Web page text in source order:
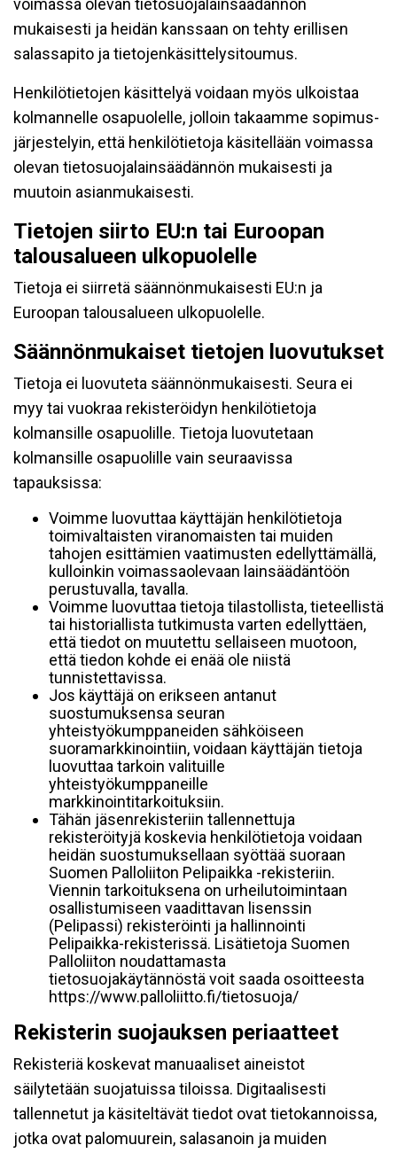
voimassa olevan tietosuojalainsäädännön
mukaisesti ja heidän kanssaan on tehty erillisen
salassapito ja tietojenkäsittelysitoumus.
Henkilötietojen käsittelyä voidaan myös ulkoistaa
kolmannelle osapuolelle, jolloin takaamme sopimus-
järjestelyin, että henkilötietoja käsitellään voimassa
olevan tietosuojalainsäädännön mukaisesti ja
muutoin asianmukaisesti.
Tietojen siirto EU:n tai Euroopan
talousalueen ulkopuolelle
Tietoja ei siirretä säännönmukaisesti EU:n ja
Euroopan talousalueen ulkopuolelle.
Säännönmukaiset tietojen luovutukset
Tietoja ei luovuteta säännönmukaisesti. Seura ei
myy tai vuokraa rekisteröidyn henkilötietoja
kolmansille osapuolille. Tietoja luovutetaan
kolmansille osapuolille vain seuraavissa
tapauksissa:
Voimme luovuttaa käyttäjän henkilötietoja
toimivaltaisten viranomaisten tai muiden
tahojen esittämien vaatimusten edellyttämällä,
kulloinkin voimassaolevaan lainsäädäntöön
perustuvalla, tavalla.
Voimme luovuttaa tietoja tilastollista, tieteellistä
tai historiallista tutkimusta varten edellyttäen,
että tiedot on muutettu sellaiseen muotoon,
että tiedon kohde ei enää ole niistä
tunnistettavissa.
Jos käyttäjä on erikseen antanut
suostumuksensa seuran
yhteistyökumppaneiden sähköiseen
suoramarkkinointiin, voidaan käyttäjän tietoja
luovuttaa tarkoin valituille
yhteistyökumppaneille
markkinointitarkoituksiin.
Tähän jäsenrekisteriin tallennettuja
rekisteröityjä koskevia henkilötietoja voidaan
heidän suostumuksellaan syöttää suoraan
Suomen Palloliiton Pelipaikka -rekisteriin.
Viennin tarkoituksena on urheilutoimintaan
osallistumiseen vaadittavan lisenssin
(Pelipassi) rekisteröinti ja hallinnointi
Pelipaikka-rekisterissä. Lisätietoja Suomen
Palloliiton noudattamasta
tietosuojakäytännöstä voit saada osoitteesta
https://www.palloliitto.fi/tietosuoja/
Rekisterin suojauksen periaatteet
Rekisteriä koskevat manuaaliset aineistot
säilytetään suojatuissa tiloissa. Digitaalisesti
tallennetut ja käsiteltävät tiedot ovat tietokannoissa,
jotka ovat palomuurein, salasanoin ja muiden